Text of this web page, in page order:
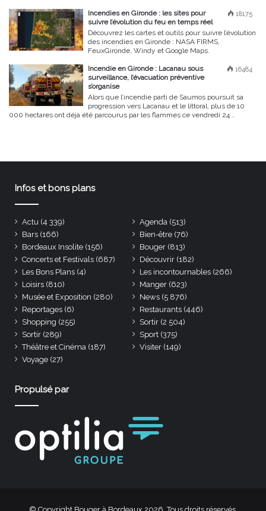
18175
Incendies en Gironde : les sites pour
suivre l’évolution du feu en temps réel
Découvrez les cartes et outils pour suivre l’évolution
des incendies en Gironde : NASA FIRMS,
FeuxGironde, Windy et Google Maps.
16484
Incendie en Gironde : Lacanau sous
surveillance, l’évacuation préventive
s’organise
Alors que l’incendie parti de Saumos poursuit sa
progression vers Lacanau et le littoral, plus de 10
000 hectares ont déjà été parcourus par les flammes ce vendredi 24...
Infos et bons plans
Actu (4 339) Agenda (513)
Bars (166) Bien-être (76)
Bordeaux Insolite (156) Bouger (813)
Concerts et Festivals (687) Découvrir (182)
Les Bons Plans (4) Les incontournables (266)
Loisirs (810) Manger (623)
Musée et Exposition (280) News (5 876)
Reportages (6) Restaurants (446)
Shopping (255) Sortir (2 504)
Sortir (289) Sport (375)
Théâtre et Cinéma (187) Visiter (149)
Voyage (27)
Propulsé par